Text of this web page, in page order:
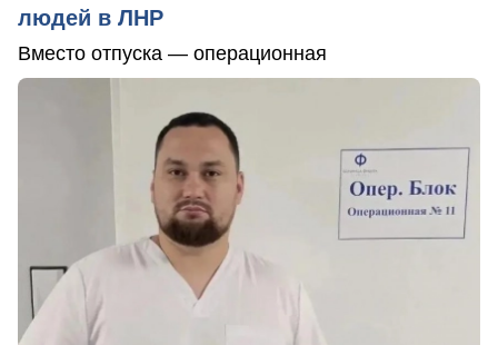
людей в ЛНР
Вместо отпуска — операционная